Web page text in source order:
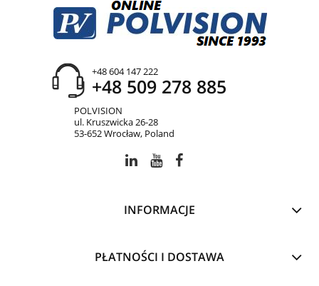
+48 604 147 222
+48 509 278 885
POLVISION
ul. Kruszwicka 26-28
53-652 Wrocław, Poland
INFORMACJE
PŁATNOŚCI I DOSTAWA